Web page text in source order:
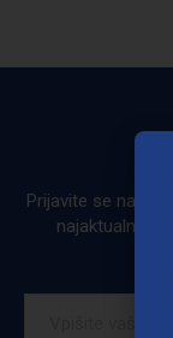
Prijavite se na e-